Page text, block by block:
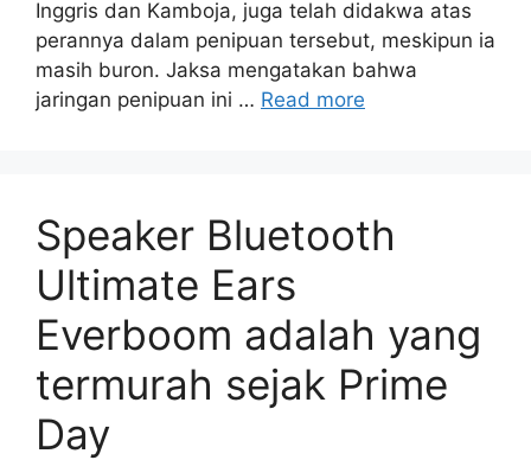
Inggris dan Kamboja, juga telah didakwa atas
perannya dalam penipuan tersebut, meskipun ia
masih buron. Jaksa mengatakan bahwa
jaringan penipuan ini … Read more
Speaker Bluetooth
Ultimate Ears
Everboom adalah yang
termurah sejak Prime
Day